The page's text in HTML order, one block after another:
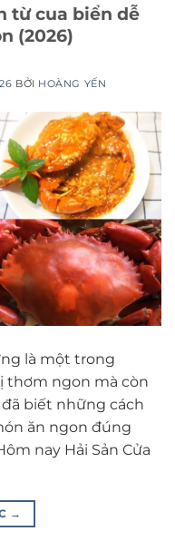
từ cua biển dễ
(2026)
BỞI HOÀNG YẾN
là một trong
thơm ngon mà còn
biết những cách
ăn ngon đúng
nay Hải Sản Cửa
→